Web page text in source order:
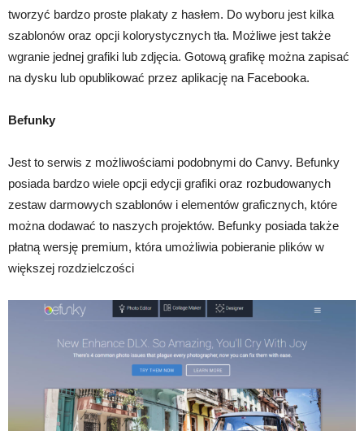
tworzyć bardzo proste plakaty z hasłem. Do wyboru jest kilka
szablonów oraz opcji kolorystycznych tła. Możliwe jest także
wgranie jednej grafiki lub zdjęcia. Gotową grafikę można zapisać
na dysku lub opublikować przez aplikację na Facebooka.
Befunky
Jest to serwis z możliwościami podobnymi do Canvy. Befunky
posiada bardzo wiele opcji edycji grafiki oraz rozbudowanych
zestaw darmowych szablonów i elementów graficznych, które
można dodawać to naszych projektów. Befunky posiada także
płatną wersję premium, która umożliwia pobieranie plików w
większej rozdzielczości